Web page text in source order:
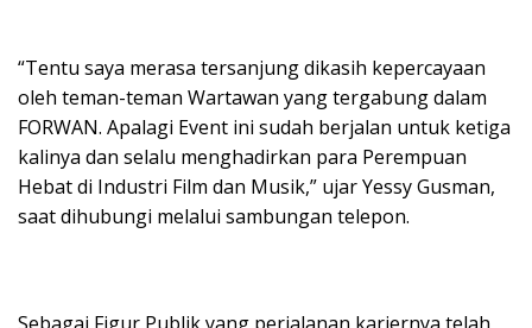
“Tentu saya merasa tersanjung dikasih kepercayaan
oleh teman-teman Wartawan yang tergabung dalam
FORWAN. Apalagi Event ini sudah berjalan untuk ketiga
kalinya dan selalu menghadirkan para Perempuan
Hebat di Industri Film dan Musik,” ujar Yessy Gusman,
saat dihubungi melalui sambungan telepon.